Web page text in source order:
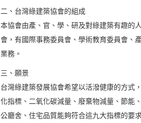
二、台灣綠建築協會的組成
本協會由產、官、學、研及對綠建築有趣的
會，有國際事務委員會、學術教育委員會、
業務。
三、願景
台灣綠建築發展協會希望以活潑健康的方式
化指標、二氧化碳減量、廢棄物減量、節能
公廳舍、住宅品質能夠符合這九大指標的要